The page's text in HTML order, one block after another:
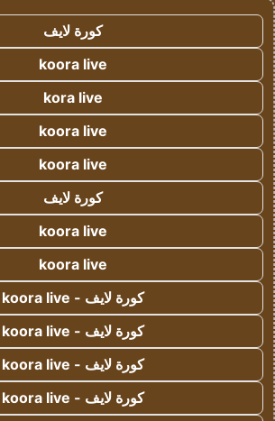
كورة لايف
koora live
kora live
koora live
koora live
كورة لايف
koora live
koora live
كورة لايف - koora live
كورة لايف - koora live
كورة لايف - koora live
كورة لايف - koora live